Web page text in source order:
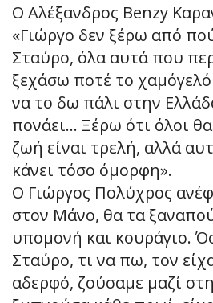
Ο Αλέξανδρος Benzy
«Γιώργο δεν ξέρω από
Σταύρο, όλα αυτά που
ξεχάσω ποτέ το
να το δω πάλι στην
πονάει… Ξέρω ότι όλοι θα
ζωή είναι τρελή, αλλά
κάνει τόσο όμορφη».
Ο Γιώργος Πολύχρος
στον Μάνο, θα τα
υπομονή και κουράγιο.
Σταύρο, τι να πω, τον
αδερφό, ζούσαμε μαζί